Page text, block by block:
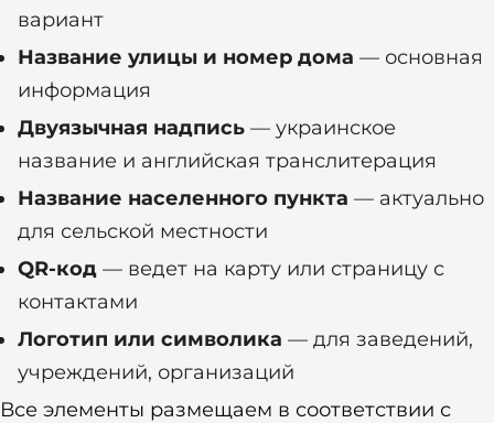
вариант
Название улицы и номер дома — основная
информация
Двуязычная надпись — украинское
название и английская транслитерация
Название населенного пункта — актуально
для сельской местности
QR-код — ведет на карту или страницу с
контактами
Логотип или символика — для заведений,
учреждений, организаций
Все элементы размещаем в соответствии с